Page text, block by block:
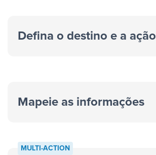
Defina o destino e a ação
Mapeie as informações
MULTI-ACTION